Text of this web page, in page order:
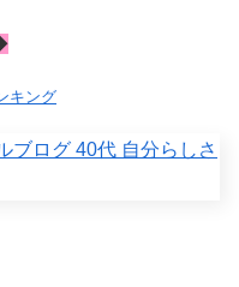
キング